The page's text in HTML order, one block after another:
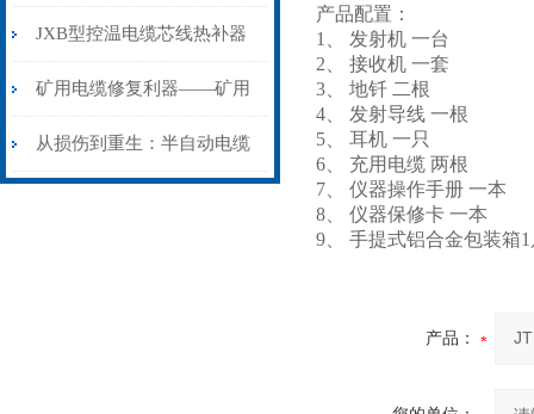
步作业法
山电力动脉的“智能外科医
生”
JXB型控温电缆芯线热补器
安装与接线：精准修复的工
艺基石
矿用电缆修复利器——矿用
电缆热补机智能控温，安全
从损伤到重生：半自动电缆
产品配置：
1、 发射机 一台
2、 接收机 一套
3、 地钎 二根
4、 发射导线 一根
5、 耳机 一只
6、 充用电缆 两根
7、 仪器操作手册 一本
8、 仪器保修卡 一本
9、 手提式铝合金包装箱1
产品：